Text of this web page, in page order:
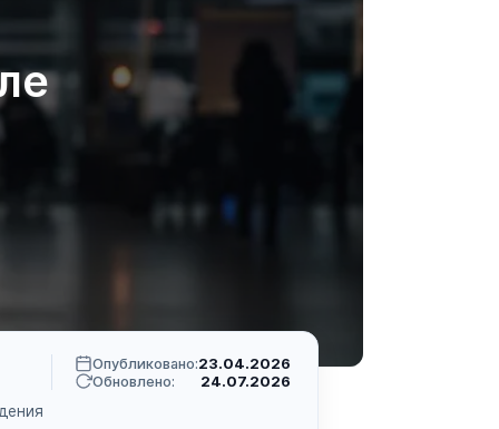
Опубликовано:23.04.2026
Обновлено:
24.07.2026